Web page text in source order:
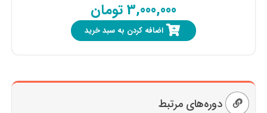
3,000,000تومان
اضافه کردن به سبد خرید
دوره‌های مرتبط